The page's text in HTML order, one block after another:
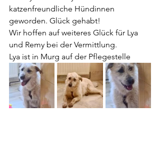
katzenfreundliche Hündinnen
geworden. Glück gehabt!
Wir hoffen auf weiteres Glück für Lya
und Remy bei der Vermittlung.
Lya ist in Murg auf der Pflegestelle